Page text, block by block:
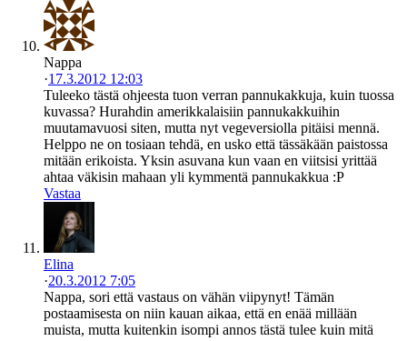
Nappa
·17.3.2012 12:03
Tuleeko tästä ohjeesta tuon verran pannukakkuja, kuin tuossa
kuvassa? Hurahdin amerikkalaisiin pannukakkuihin
muutamavuosi siten, mutta nyt vegeversiolla pitäisi mennä.
Helppo ne on tosiaan tehdä, en usko että tässäkään paistossa
mitään erikoista. Yksin asuvana kun vaan en viitsisi yrittää
ahtaa väkisin mahaan yli kymmentä pannukakkua :P
Vastaa
Elina
·20.3.2012 7:05
Nappa, sori että vastaus on vähän viipynyt! Tämän
postaamisesta on niin kauan aikaa, että en enää millään
muista, mutta kuitenkin isompi annos tästä tulee kuin mitä